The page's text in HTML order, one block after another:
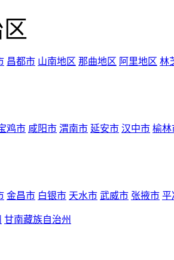
昌都市 山南地区 那曲地区 阿里地区 林
鸡市 咸阳市 渭南市 延安市 汉中市 榆林
金昌市 白银市 天水市 武威市 张掖市 平
甘南藏族自治州